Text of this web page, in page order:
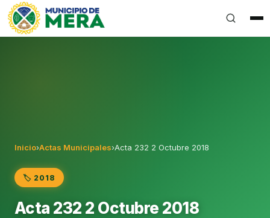
Gobierno Autónomo Descentralizado Municipal del
Inicio›Actas Municipales›Acta 232 2 Octubre 2018
🏷️ 2018
Acta 232 2 Octubre 2018